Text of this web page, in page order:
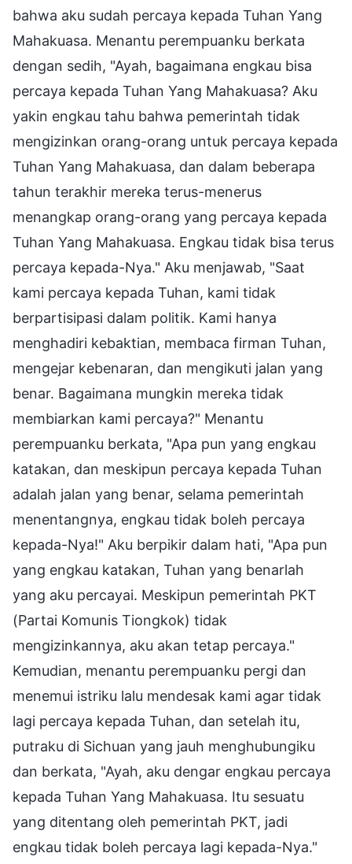
bahwa aku sudah percaya kepada Tuhan Yang
Mahakuasa. Menantu perempuanku berkata
dengan sedih, "Ayah, bagaimana engkau bisa
percaya kepada Tuhan Yang Mahakuasa? Aku
yakin engkau tahu bahwa pemerintah tidak
mengizinkan orang-orang untuk percaya kepada
Tuhan Yang Mahakuasa, dan dalam beberapa
tahun terakhir mereka terus-menerus
menangkap orang-orang yang percaya kepada
Tuhan Yang Mahakuasa. Engkau tidak bisa terus
percaya kepada-Nya." Aku menjawab, "Saat
kami percaya kepada Tuhan, kami tidak
berpartisipasi dalam politik. Kami hanya
menghadiri kebaktian, membaca firman Tuhan,
mengejar kebenaran, dan mengikuti jalan yang
benar. Bagaimana mungkin mereka tidak
membiarkan kami percaya?" Menantu
perempuanku berkata, "Apa pun yang engkau
katakan, dan meskipun percaya kepada Tuhan
adalah jalan yang benar, selama pemerintah
menentangnya, engkau tidak boleh percaya
kepada-Nya!" Aku berpikir dalam hati, "Apa pun
yang engkau katakan, Tuhan yang benarlah
yang aku percayai. Meskipun pemerintah PKT
(Partai Komunis Tiongkok) tidak
mengizinkannya, aku akan tetap percaya."
Kemudian, menantu perempuanku pergi dan
menemui istriku lalu mendesak kami agar tidak
lagi percaya kepada Tuhan, dan setelah itu,
putraku di Sichuan yang jauh menghubungiku
dan berkata, "Ayah, aku dengar engkau percaya
kepada Tuhan Yang Mahakuasa. Itu sesuatu
yang ditentang oleh pemerintah PKT, jadi
engkau tidak boleh percaya lagi kepada-Nya."